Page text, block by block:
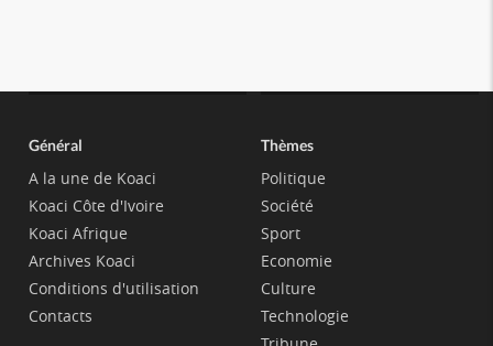
Général
A la une de Koaci
Koaci Côte d'Ivoire
Koaci Afrique
Archives Koaci
Conditions d'utilisation
Contacts
Thèmes
Politique
Société
Sport
Economie
Culture
Technologie